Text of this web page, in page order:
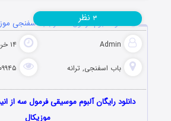
دانلود آلبوم فرمول سه از باب اسفنجی
Admin ۱۴ خرداد ۱۳۹۹
باب اسفنجی,ترانه ۲۰۹۹۴۵
۳ نظر
دانلود رایگان آلبوم موسیقی فرمول سه از
موزیکال